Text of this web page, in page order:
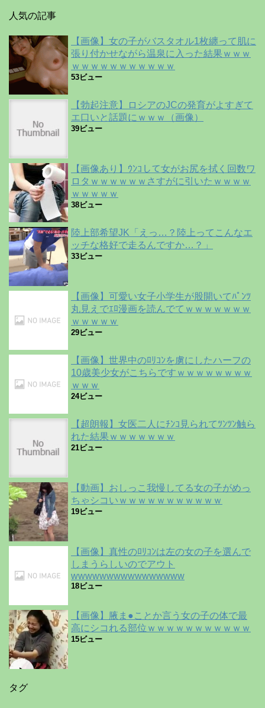
人気の記事
【画像】女の子がバスタオル1枚纏って肌に
張り付かせながら温泉に入った結果ｗｗｗ
ｗｗｗｗｗｗｗｗｗｗｗ
53ビュー
【勃起注意】ロシアのJCの発育がよすぎて
エ口いと話題にｗｗｗ（画像）
39ビュー
【画像あり】ｳﾝｺして女がお尻を拭く回数ワ
ロタｗｗｗｗｗｗさすがに引いたｗｗｗｗ
ｗｗｗｗｗ
38ビュー
陸上部希望JK「えっ…？陸上ってこんなエ
ッチな格好で走るんですか…？」
33ビュー
【画像】可愛い女子小学生が股開いてﾊﾟﾝﾂ
丸見えでｴﾛ漫画を読んでてｗｗｗｗｗｗｗ
ｗｗｗｗｗ
29ビュー
【画像】世界中のﾛﾘｺﾝを虜にしたハーフの
10歳美少女がこちらですｗｗｗｗｗｗｗｗ
ｗｗｗ
24ビュー
【超朗報】女医二人にﾁﾝｺ見られてﾂﾝﾂﾝ触ら
れた結果ｗｗｗｗｗｗｗ
21ビュー
【動画】おしっこ我慢してる女の子がめっ
ちゃシコいｗｗｗｗｗｗｗｗｗｗｗ
19ビュー
【画像】真性のﾛﾘｺﾝは左の女の子を選んで
しまうらしいのでアウト
wwwwwwwwwwwwwwww
18ビュー
【画像】腋ま●ことか言う女の子の体で最
高にシコれる部位ｗｗｗｗｗｗｗｗｗｗｗ
15ビュー
タグ